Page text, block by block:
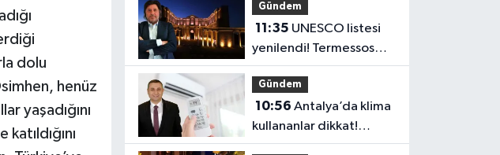
dolu
henüz
yaşadığını
Gündem
11:35
yenilendi! Termessos
gündemde
Gündem
10:56
kullananlar dikkat!
Evinizde yangın çıkabilir